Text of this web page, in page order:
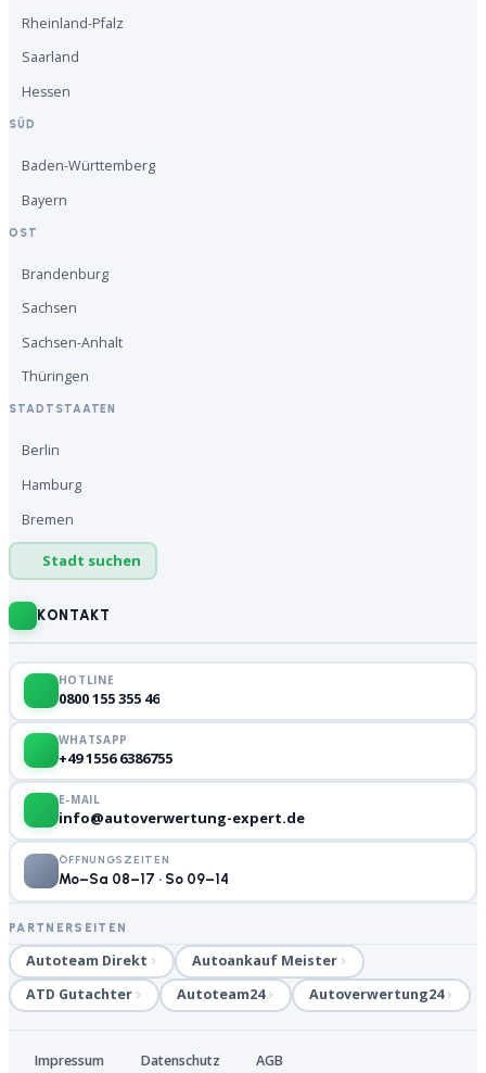
Rheinland-Pfalz
Saarland
Hessen
SÜD
Baden-Württemberg
Bayern
OST
Brandenburg
Sachsen
Sachsen-Anhalt
Thüringen
STADTSTAATEN
Berlin
Hamburg
Bremen
Stadt suchen
KONTAKT
HOTLINE
0800 155 355 46
WHATSAPP
+49 1556 6386755
E-MAIL
info@autoverwertung-expert.de
ÖFFNUNGSZEITEN
Mo–Sa 08–17 · So 09–14
PARTNERSEITEN
Autoteam Direkt
Autoankauf Meister
ATD Gutachter
Autoteam24 Autoverwertung24
Impressum Datenschutz AGB